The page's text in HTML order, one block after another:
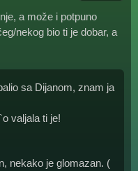
a može i potpuno
nekog bio ti je dobar, a
sa Dijanom, znam ja
valjala ti je!
nekako je glomazan. (